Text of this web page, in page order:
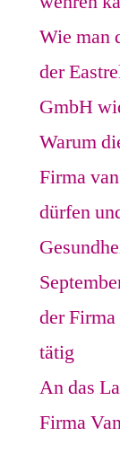
Wie man
der
GmbH
Warum
Firma
dürfen
der
tätig
An das
Firma